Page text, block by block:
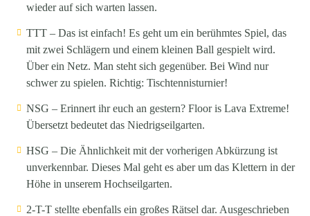
wieder auf sich warten lassen.
TTT – Das ist einfach! Es geht um ein berühmtes Spiel, das
mit zwei Schlägern und einem kleinen Ball gespielt wird.
Über ein Netz. Man steht sich gegenüber. Bei Wind nur
schwer zu spielen. Richtig: Tischtennisturnier!
NSG – Erinnert ihr euch an gestern? Floor is Lava Extreme!
Übersetzt bedeutet das Niedrigseilgarten.
HSG – Die Ähnlichkeit mit der vorherigen Abkürzung ist
unverkennbar. Dieses Mal geht es aber um das Klettern in der
Höhe in unserem Hochseilgarten.
2-T-T stellte ebenfalls ein großes Rätsel dar. Ausgeschrieben